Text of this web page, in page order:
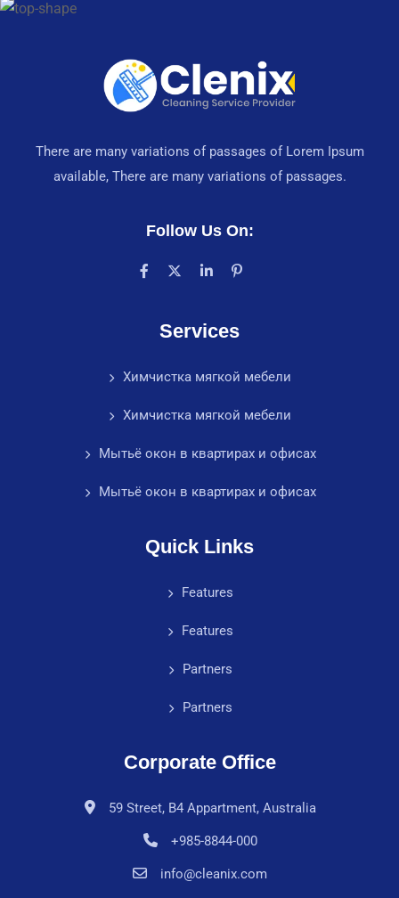
There are many variations of passages of Lorem Ipsum
available, There are many variations of passages.
Follow Us On:
Services
Химчистка мягкой мебели
Химчистка мягкой мебели
Мытьё окон в квартирах и офисах
Мытьё окон в квартирах и офисах
Quick Links
Features
Features
Partners
Partners
Corporate Office
59 Street, B4 Appartment, Australia
+985-8844-000
info@cleanix.com